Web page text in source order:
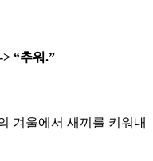
“추워.”
겨울에서 새끼를 키워내